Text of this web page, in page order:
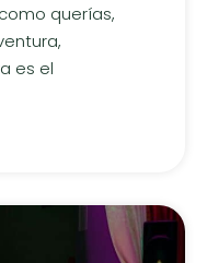
querías,
es el